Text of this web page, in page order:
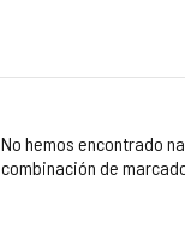
No hemos encontrado
combinación de